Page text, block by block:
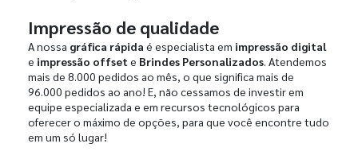
Impressão de qualidade
A nossa gráfica rápida é especialista em impressão digital
e impressão offset e Brindes Personalizados. Atendemos
mais de 8.000 pedidos ao mês, o que significa mais de
96.000 pedidos ao ano! E, não cessamos de investir em
equipe especializada e em recursos tecnológicos para
oferecer o máximo de opções, para que você encontre tudo
em um só lugar!